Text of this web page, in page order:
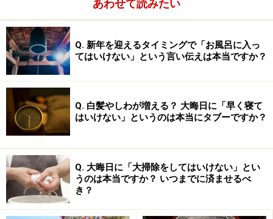
あわせて読みたい
Q. 新年を迎えるタイミングで「お風呂に入っ
てはいけない」という言い伝えは本当ですか？
Q. 白髪やしわが増える？ 大晦日に「早く寝て
はいけない」というのは本当にタブーですか？
Q. 大晦日に「大掃除をしてはいけない」とい
うのは本当ですか？ いつまでに済ませるべ
き？